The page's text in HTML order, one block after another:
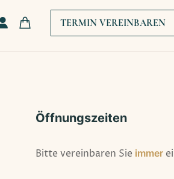
TERMIN VEREINBAREN
Öffnungszeiten
Bitte vereinbaren Sie immer